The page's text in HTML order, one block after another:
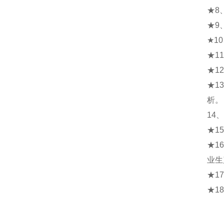
★8
★9
★10
★11
★12
★13
析。
14
★15
★16
业
★17
★18